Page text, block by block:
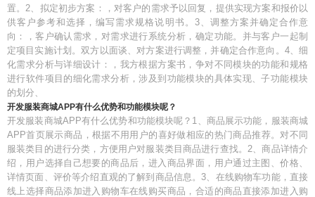
置。2、拟定初步方案：，对客户的需求予以回复，提供实现方案和报价以
供客户参考和选择，编写需求规格说明书。3、调整方案并确定合作意
向：，客户确认需求，对需求进行系统分析，确定功能。并与客户一起制
定项目实施计划。双方以面谈、对方案进行调整，并确定合作意向。4、细
化需求分析与详细设计：，我方根据方案书，争对不同模块的功能和规格
进行软件项目的细化需求分析，涉及到功能模块的具体实现、子功能模块
的划分、
开发服装商城APP有什么优势和功能模块呢？
开发服装商城APP有什么优势和功能模块呢？1、商品展示功能，服装商城
APP首页展示商品，根据不用用户的喜好做相应的热门商品推荐。对不同
服装类目的进行分类，方便用户对服装类目商品进行查找。2、商品详情介
绍，用户选择自己想要的商品后，进入商品界面，用户通过主图、价格、
详情页面、评价等介绍直观的了解到商品信息。3、在线购物车功能，直接
线上选择商品添加进入购物车在线购买商品，合适的商品直接添加进入购